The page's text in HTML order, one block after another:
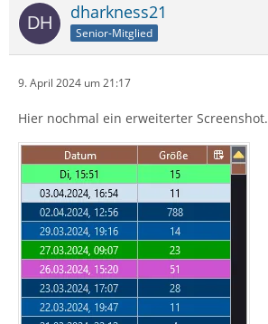
dharkness21
Senior-Mitglied
9. April 2024 um 21:17
Hier nochmal ein erweiterter Screenshot.